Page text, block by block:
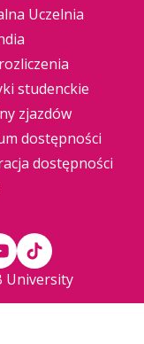
Uczelnia
studenckie
zjazdów
dostępności
dostępności
University